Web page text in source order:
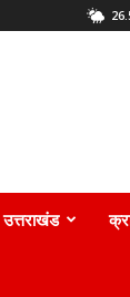
उत्तराखंड